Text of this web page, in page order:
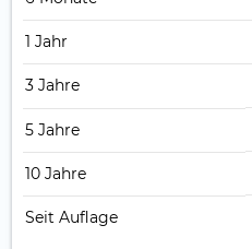
1 Jahr
3 Jahre
5 Jahre
10 Jahre
Seit Auflage